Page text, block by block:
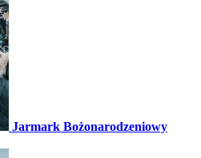
Jarmark Bożonarodzeniowy